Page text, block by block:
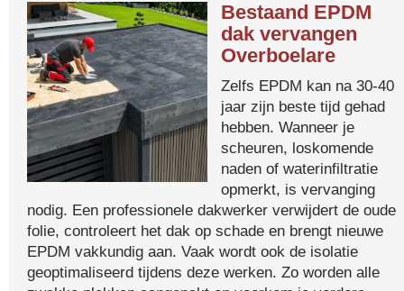
Bestaand EPDM
dak vervangen
Overboelare
Zelfs EPDM kan na 30-40
jaar zijn beste tijd gehad
hebben. Wanneer je
scheuren, loskomende
naden of waterinfiltratie
opmerkt, is vervanging
nodig. Een professionele dakwerker verwijdert de oude
folie, controleert het dak op schade en brengt nieuwe
EPDM vakkundig aan. Vaak wordt ook de isolatie
geoptimaliseerd tijdens deze werken. Zo worden alle